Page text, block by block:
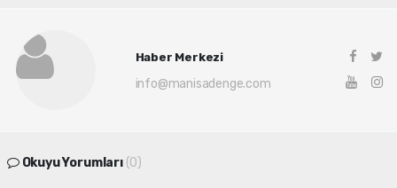
Haber Merkezi
info@manisadenge.com
Okuyu Yorumları (0)